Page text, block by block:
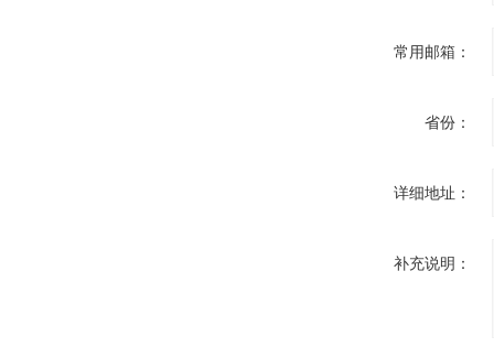
常用邮箱：
省份：
详细地址：
补充说明：